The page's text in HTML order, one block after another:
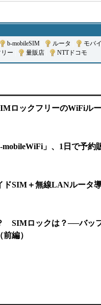
b-mobileSIM ルータ モバ
ー 量販店 NTTドコモ
ロックフリーのWiFiル
mobileWiFi」、1日で予約
ドSIM＋無線LANルータ
SIMロックは？──バッ
編）